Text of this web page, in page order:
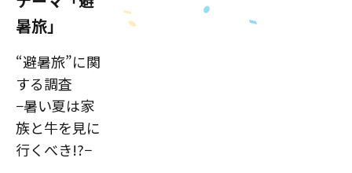
暑旅」
“避暑旅”に関
する調査
−暑い夏は家
族と牛を見に
行くべき!?−